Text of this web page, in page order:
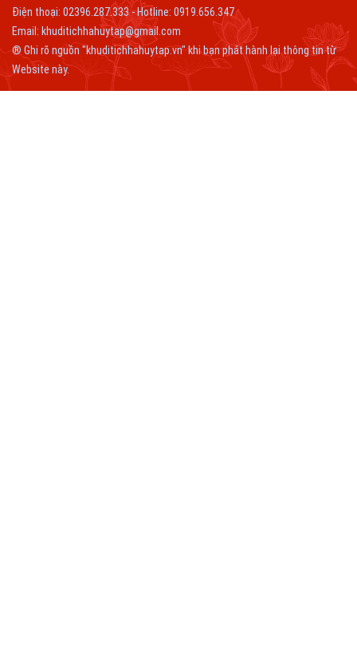
Điện thoại: 02396.287.333 - Hotline: 0919.656.347
Email: khuditichhahuytap@gmail.com
® Ghi rõ nguồn "khuditichhahuytap.vn" khi bạn phát hành lại thông tin từ
Website này.